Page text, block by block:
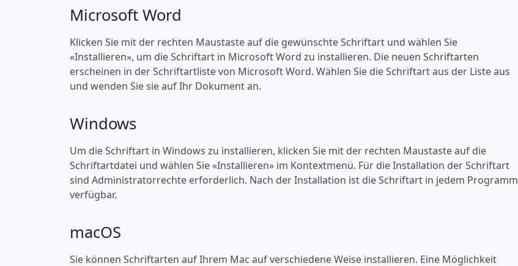
Microsoft Word
Klicken Sie mit der rechten Maustaste auf die gewünschte Schriftart und wählen Sie
«‎Installieren», um die Schriftart in Microsoft Word zu installieren. Die neuen Schriftarten
erscheinen in der Schriftartliste von Microsoft Word. Wählen Sie die Schriftart aus der Liste aus
und wenden Sie sie auf Ihr Dokument an.
Windows
Um die Schriftart in Windows zu installieren, klicken Sie mit der rechten Maustaste auf die
Schriftartdatei und wählen Sie «‎Installieren» im Kontextmenü. Für die Installation der Schriftart
sind Administratorrechte erforderlich. Nach der Installation ist die Schriftart in jedem Programm
verfügbar.
macOS
Sie können Schriftarten auf Ihrem Mac auf verschiedene Weise installieren. Eine Möglichkeit